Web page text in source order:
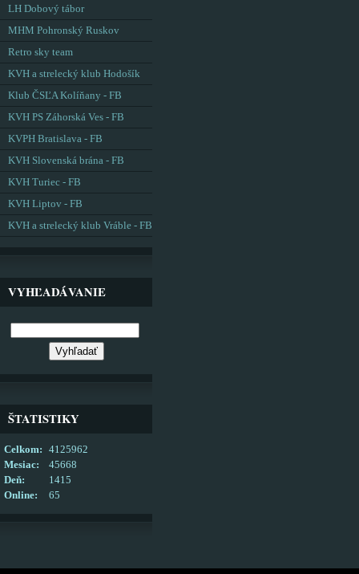
LH Dobový tábor
MHM Pohronský Ruskov
Retro sky team
KVH a strelecký klub Hodošík
Klub ČSĽA Kolíňany - FB
KVH PS Záhorská Ves - FB
KVPH Bratislava - FB
KVH Slovenská brána - FB
KVH Turiec - FB
KVH Liptov - FB
KVH a strelecký klub Vráble - FB
VYHĽADÁVANIE
ŠTATISTIKY
Online: 65
Celkom:
4125962
Mesiac:
45668
Deň:
1415